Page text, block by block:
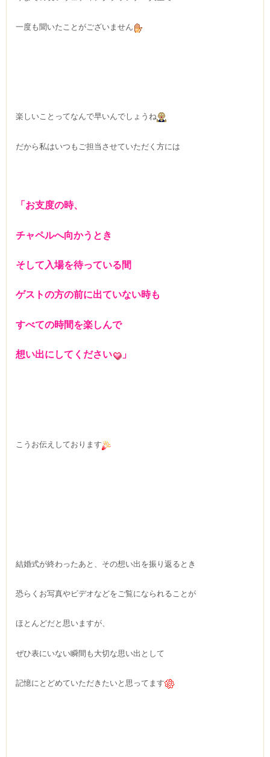
一度も聞いたことがございません
楽しいことってなんで早いんでしょうね
だから私はいつもご担当させていただく方には
「お支度の時、
チャペルへ向かうとき
そして入場を待っている間
ゲストの方の前に出ていない時も
すべての時間を楽しんで
想い出にしてください 」
こうお伝えしております
結婚式が終わったあと、 その想い出を振り返るとき
恐らくお写真やビデオなどをご覧になられることが
ほとんどだと思いますが、
ぜひ表にいない瞬間も大切な思い出として
記憶にとどめていただきたいと思ってます